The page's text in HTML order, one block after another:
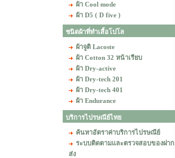
ผ้า Cool mode
ผ้า D5 ( D five )
ชนิดผ้าที่ทำเสื้อโปโล
ผ้าจูติ Lacoste
ผ้า Cotton 32 หน้าเรียบ
ผ้า Dry-active
ผ้า Dry-tech 201
ผ้า Dry-tech 401
ผ้า Endurance
บริการไปรษณีย์ไทย
ค้นหาอัตราค่าบริการไปรษณีย์
ระบบติดตามและตรวจสอบของฝาก
ส่ง